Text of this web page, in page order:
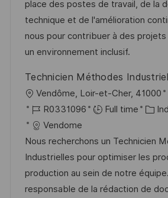
e
i
s
a
t
o
n
r
e
n
c
d
u
p
o
s
t
e
g
o
r
place des postes de travail, de la
technique et de l'amélioration
nous pour contribuer à des projets
un environnement inclusif.
Technicien Méthodes
o
c
a
l
i
s
Vendôme, Loir-et-Cher, 41000
R
é
f
é
r
e
R0331096 Full time
C
t
é
g
o
Vendome
Nous recherchons un Technicien
Industrielles pour optimiser les
production au sein de notre
responsable de la rédaction de